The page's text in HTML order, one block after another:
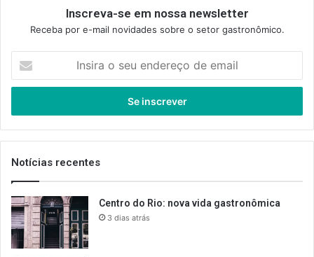
Inscreva-se em nossa newsletter
Receba por e-mail novidades sobre o setor gastronômico.
seu
de
email
Notícias recentes
Centro do Rio: nova vida gastronômica
3 dias atrás